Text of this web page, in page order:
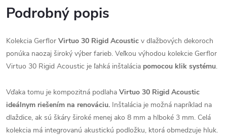
Podrobný popis
Kolekcia Gerflor Virtuo 30 Rigid Acoustic v dlažbových dekoroch
ponúka naozaj široký výber farieb. Veľkou výhodou kolekcie Gerflor
Virtuo 30 Rigid Acoustic je ľahká inštalácia pomocou klik systému.
Vďaka tomu je kompozitná podlaha Virtuo 30 Rigid Acoustic
ideálnym riešením na renováciu. Inštalácia je možná napríklad na
dlaždice, ak sú škáry široké menej ako 8 mm a hlboké 3 mm. Celá
kolekcia má integrovanú akustickú podložku, ktorá obmedzuje hluk.